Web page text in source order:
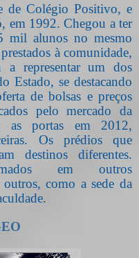
de Colégio Positivo, e
em 1992. Chegou a ter
mil alunos no mesmo
à comunidade,
representar um dos
Estado, se destacando
de bolsas e preços
pelo mercado da
as portas em 2012,
Os prédios que
destinos diferentes.
em outros
outros, como a sede da
.